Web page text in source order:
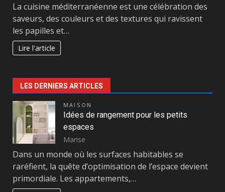
La cuisine méditerranéenne est une célébration des
saveurs, des couleurs et des textures qui ravissent
les papilles et…
Lire l'article
LES DERNIERS ARTICLES
MAISON
Idées de rangement pour les petits
espaces
Marise
Dans un monde où les surfaces habitables se
raréfient, la quête d’optimisation de l’espace devient
primordiale. Les appartements,…